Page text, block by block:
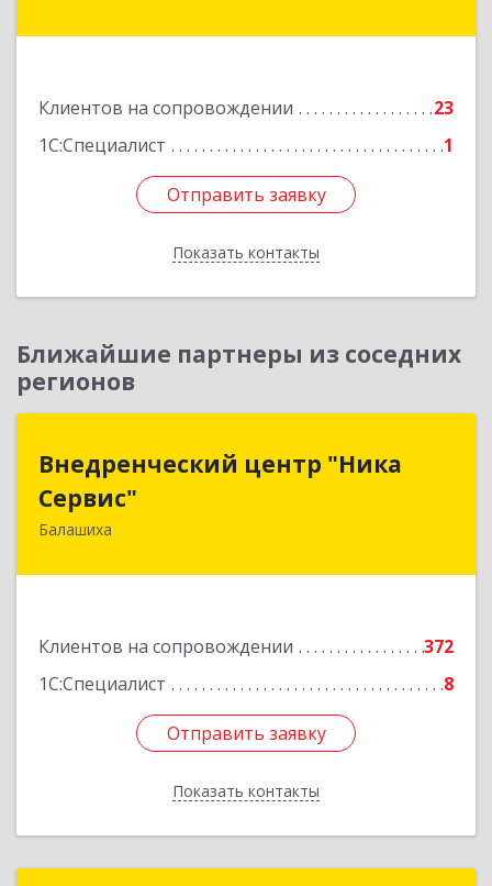
Клиентов на сопровождении
23
1С:Специалист
1
Отправить заявку
Показать контакты
Отправить заявку
Назад
Ближайшие партнеры из соседних
регионов
Внедренческий центр "Ника
Сервис"
Балашиха
Клиентов на сопровождении
372
1С:Специалист
8
Отправить заявку
Показать контакты
Внедренческий центр "Ника
Сервис"
143912, Московская обл, Балашиха г, Полевая
Отправить заявку
Назад